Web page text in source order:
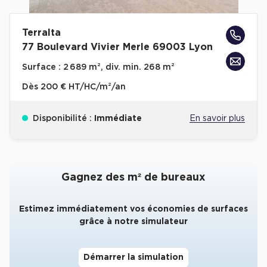
Logistique urbaine
Entrepôts Messagerie
Entrepôts logistique classe A
Location de Commerces
Location de Commerces à Bordeaux
Location de Commerces à Reims
Terralta
77 Boulevard Vivier Merle 69003 Lyon
Surface : 2 689 m², div. min. 268 m²
Dès 200 € HT/HC/m²/an
Disponibilité : Immédiate En savoir plus
Gagnez des m² de bureaux
Estimez immédiatement vos économies de surfaces
grâce à notre simulateur
Démarrer la simulation